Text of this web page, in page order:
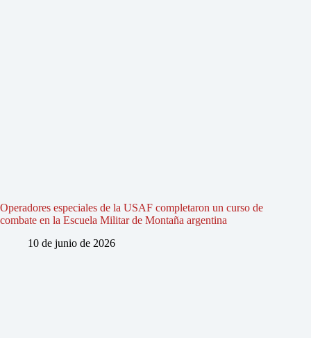
Operadores especiales de la USAF completaron un curso de
combate en la Escuela Militar de Montaña argentina
10 de junio de 2026